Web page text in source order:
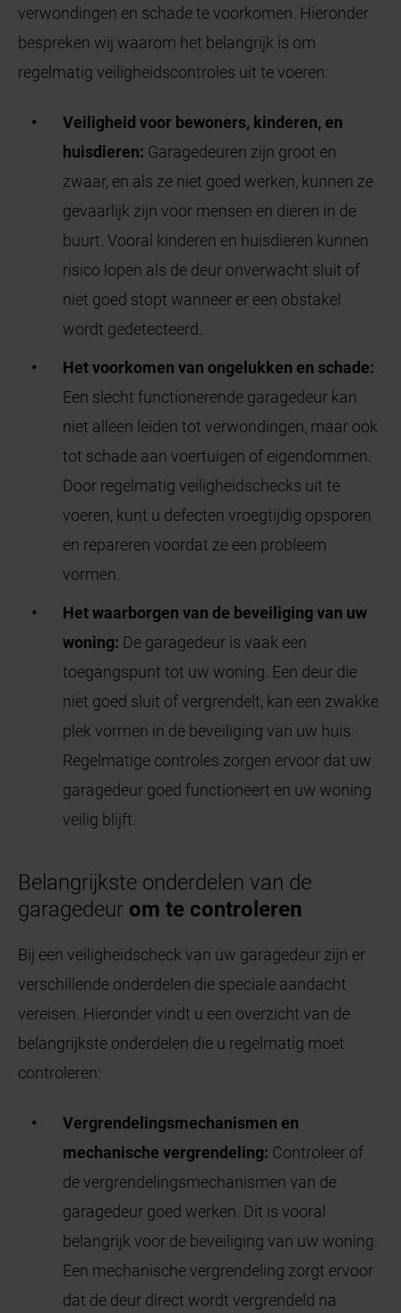
verwondingen en schade te voorkomen. Hieronder
bespreken wij waarom het belangrijk is om
regelmatig veiligheidscontroles uit te voeren:
Veiligheid voor bewoners, kinderen, en
huisdieren: Garagedeuren zijn groot en
zwaar, en als ze niet goed werken, kunnen ze
gevaarlijk zijn voor mensen en dieren in de
buurt. Vooral kinderen en huisdieren kunnen
risico lopen als de deur onverwacht sluit of
niet goed stopt wanneer er een obstakel
wordt gedetecteerd.
Het voorkomen van ongelukken en schade:
Een slecht functionerende garagedeur kan
niet alleen leiden tot verwondingen, maar ook
tot schade aan voertuigen of eigendommen.
Door regelmatig veiligheidschecks uit te
voeren, kunt u defecten vroegtijdig opsporen
en repareren voordat ze een probleem
vormen.
Het waarborgen van de beveiliging van uw
woning: De garagedeur is vaak een
toegangspunt tot uw woning. Een deur die
niet goed sluit of vergrendelt, kan een zwakke
plek vormen in de beveiliging van uw huis.
Regelmatige controles zorgen ervoor dat uw
garagedeur goed functioneert en uw woning
veilig blijft.
Belangrijkste onderdelen van de
garagedeur om te controleren
Bij een veiligheidscheck van uw garagedeur zijn er
verschillende onderdelen die speciale aandacht
vereisen. Hieronder vindt u een overzicht van de
belangrijkste onderdelen die u regelmatig moet
controleren:
Vergrendelingsmechanismen en
mechanische vergrendeling: Controleer of
de vergrendelingsmechanismen van de
garagedeur goed werken. Dit is vooral
belangrijk voor de beveiliging van uw woning.
Een mechanische vergrendeling zorgt ervoor
dat de deur direct wordt vergrendeld na